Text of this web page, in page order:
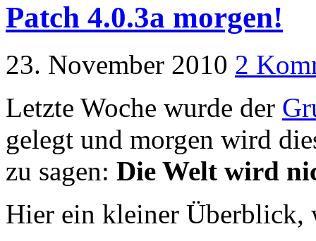
Patch 4.0.3a morgen!
23. November 2010 2
Letzte Woche wurde der
gelegt und morgen wird
zu sagen: Die Welt wird
Hier ein kleiner Überblick,